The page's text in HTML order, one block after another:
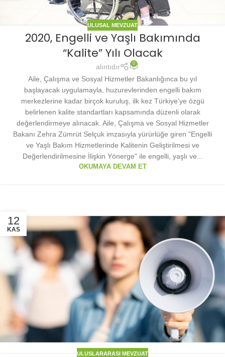
ULUSAL MEVZUAT
2020, Engelli ve Yaşlı Bakımında
“Kalite” Yılı Olacak
alıntıdır 0
Aile, Çalışma ve Sosyal Hizmetler Bakanlığınca bu yıl
başlayacak uygulamayla, huzurevlerinden engelli bakım
merkezlerine kadar birçok kuruluş, ilk kez Türkiye'ye özgü
belirlenen kalite standartları kapsamında düzenli olarak
değerlendirmeye alınacak. Aile, Çalışma ve Sosyal Hizmetler
Bakanı Zehra Zümrüt Selçuk imzasıyla yürürlüğe giren "Engelli
ve Yaşlı Bakım Hizmetlerinde Kalitenin Geliştirilmesi ve
Değerlendirilmesine İlişkin Yönerge" ile engelli, yaşlı ve...
OKUMAYA DEVAM ET
12
KAS
ULUSLARARASI MEVZUAT